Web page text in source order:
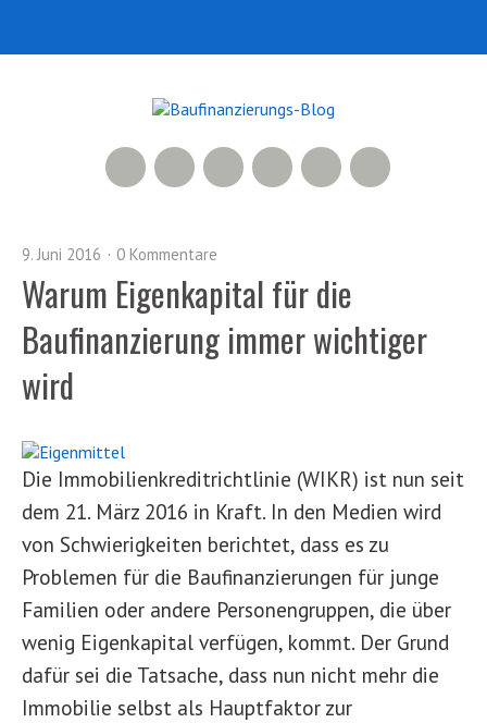
Facebook
500px
LinkedIn
Xing
RSS Feed
9. Juni 2016 0 Kommentare
Warum Eigenkapital für die
Baufinanzierung immer wichtiger
wird
Die Immobilienkreditrichtlinie (WIKR) ist nun seit
dem 21. März 2016 in Kraft. In den Medien wird
von Schwierigkeiten berichtet, dass es zu
Problemen für die Baufinanzierungen für junge
Familien oder andere Personengruppen, die über
wenig Eigenkapital verfügen, kommt. Der Grund
dafür sei die Tatsache, dass nun nicht mehr die
Immobilie selbst als Hauptfaktor zur